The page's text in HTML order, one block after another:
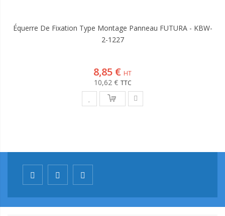
Équerre De Fixation Type Montage Panneau FUTURA - KBW-
2-1227
10,62 €
8,85 €